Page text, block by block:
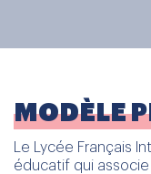
MODÈLE
Le Lycée Français
éducatif qui